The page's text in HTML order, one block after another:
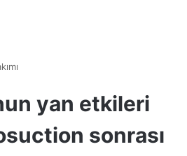
yan etkileri
sonrası